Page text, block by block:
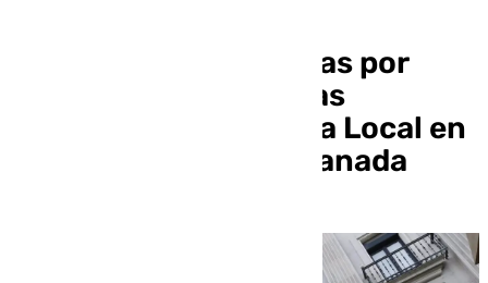
Archivan las denuncias por
presunto amaño en las
oposiciones de Policía Local en
cuatro pueblos de Granada